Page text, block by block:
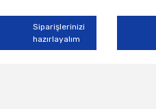
Siparişlerinizi
hazırlayalım